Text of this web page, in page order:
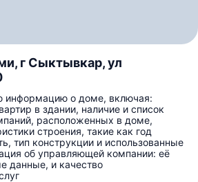
г Сыктывкар, ул
информацию о доме, включая:
в здании, наличие и список
расположенных в доме,
строения, такие как год
тип конструкции и использованные
об управляющей компании: её
данные, и качество